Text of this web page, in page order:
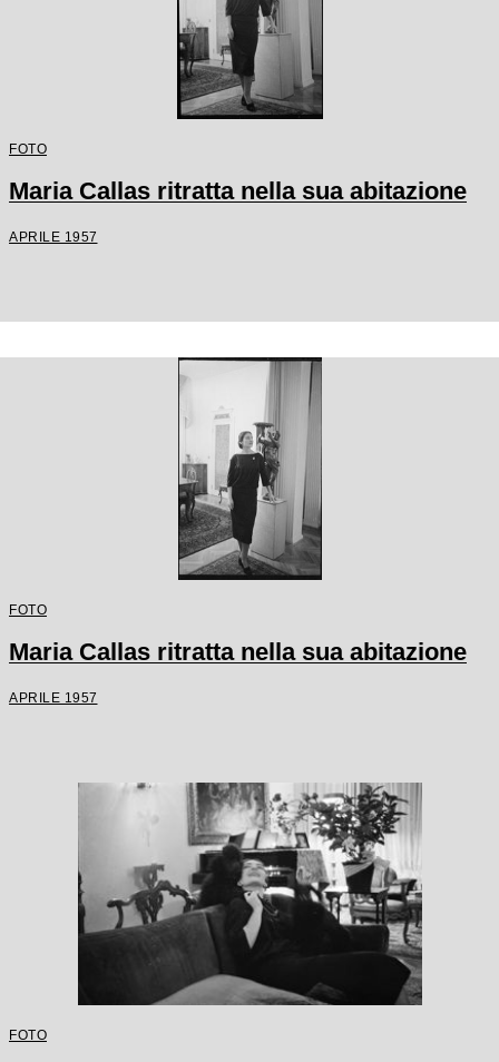
FOTO
Maria Callas ritratta nella sua abitazione
APRILE 1957
FOTO
Maria Callas ritratta nella sua abitazione
APRILE 1957
FOTO